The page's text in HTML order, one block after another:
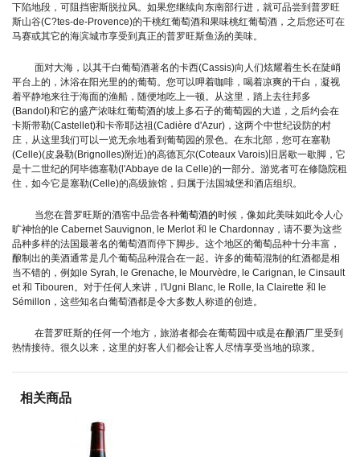
下陷地段，可阻挡密斯脱拉风。如果您继续向东南部行进，就可品尝到普罗旺
斯山谷(C?tes-de-Provence)的干桃红葡萄酒和果味桃红葡萄酒，之后您还可在
马赛或其它的海滨城市享受到真正的普罗旺斯鱼汤的美味。
面对大海，以其干白葡萄酒著名的卡西(Cassis)向人们炫耀着生长在陡峭
平台上的，沐浴在阳光里的的葡萄。您可以呷着咖啡，喝着凉爽的干白，凝视
着平静地来往于海面的渔船，随便地吃上一顿。从这里，踏上去往邦多
(Bandol)和它的盛产浓味红葡萄酒的坡上多石子的葡萄园的大道，之后约会在
卡斯带勒(Castellet)和卡帝耶达祖(Cadière d'Azur)，这两个中世纪设防的村
庄，从这里我们可以一览无余地看到葡萄园的景色。在东北部，您可在塞勒
(Celle)(皮袅勒(Brignolles)附近)的高德瓦尔(Coteaux Varois)旧居歇一歇脚，它
是十二世纪的阿毕德塞勒(l'Abbaye de la Celle)的一部分。游览者可在修隐院租
住，如今它是塞勒(Celle)的高级旅馆，归属于法国城堡和酒店组织。
当您在普罗旺斯的酒窖中品尝各种葡萄酒的时候，像如此美味如此令人心
旷神怡的le Cabernet Sauvignon, le Merlot 和 le Chardonnay，请不要为这些
品种多样的法国最著名的葡萄酒而停下脚步。这个地区的葡萄品种十分丰富，
酿制出的美酒通常是几个葡萄品种混合在一起。许多的葡萄混制的红酒都是相
当不错的，例如le Syrah, le Grenache, le Mourvèdre, le Carignan, le Cinsault
et 和 Tibouren。对于任何人来讲，l'Ugni Blanc, le Rolle, la Clairette 和 le
Sémillon，这些知名白葡萄酒都是令大多数人称道的创造。
在普罗旺斯的任何一个地方，旅游者都会在葡萄园中或是在酿酒厂里受到
热情接待。很久以来，这里的好客人们都会让客人尽情享受当地的琼浆。
相关商品